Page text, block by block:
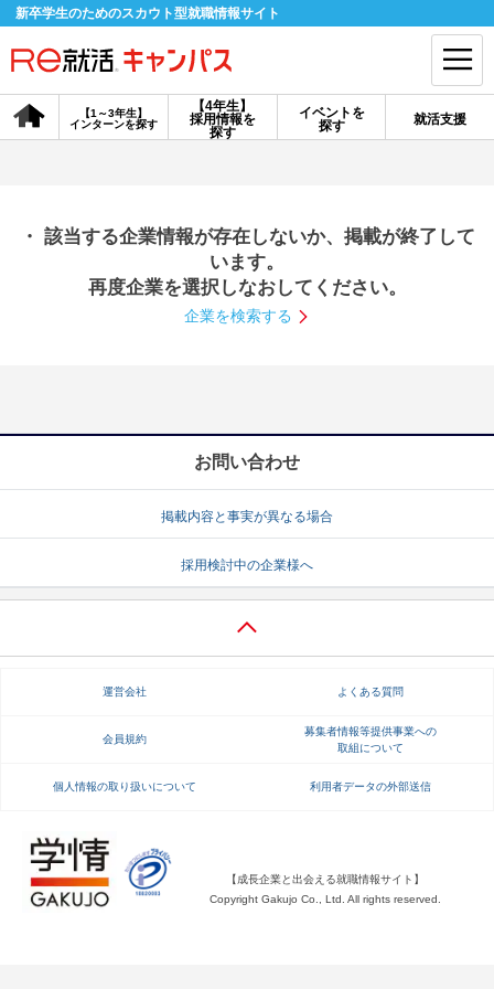
新卒学生のためのスカウト型就職情報サイト
【4年生】
採用情報を
探す
【1～3年生】
インターンを探す
イベントを
探す
就活支援
会員登録 ログイン
探す
【4年生】
説明会を探す
就活ノウハウ・サポート
就活ノウハウが満載！ お役立ち記事・相談室など
就活ニュースペーパー よくある質問
不明点があればこちら
・ 該当する企業情報が存在しないか、掲載が終了して
います。
再度企業を選択しなおしてください。
企業を検索する
お問い合わせ
掲載内容と事実が異なる場合
採用検討中の企業様へ
運営会社 よくある質問
会員規約
募集者情報等提供事業への
取組について
個人情報の取り扱いについて 利用者データの外部送信
【成長企業と出会える就職情報サイト】
Copyright Gakujo Co., Ltd. All rights reserved.